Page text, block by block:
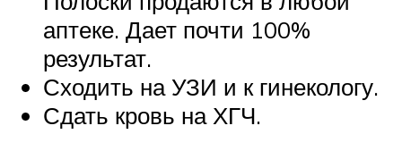
аптеке. Дает почти 100%
результат.
Сходить на УЗИ и к гинекологу.
Сдать кровь на ХГЧ.